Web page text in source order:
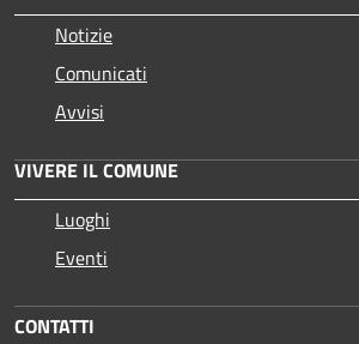
Notizie
Comunicati
Avvisi
VIVERE IL COMUNE
Luoghi
Eventi
CONTATTI